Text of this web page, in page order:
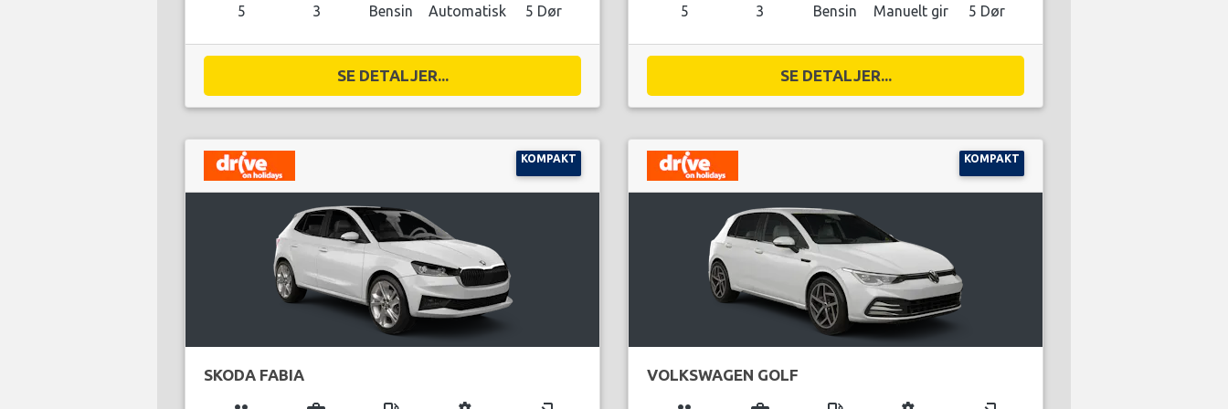
5 3 Bensin Automatisk 5 Dør
SE DETALJER...
5 3 Bensin Manuelt gir 5 Dør
SE DETALJER...
KOMPAKT
SKODA FABIA
KOMPAKT
VOLKSWAGEN GOLF